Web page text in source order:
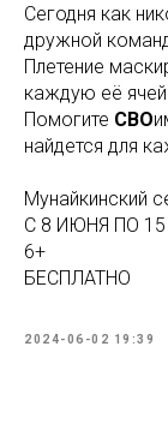
Сегодня как
дружной
Плетение
каждую её
Помогите СВО
найдется для
Мунайкинский
С 8 ИЮНЯ ПО
6+
БЕСПЛАТНО
2024-06-02 19:39